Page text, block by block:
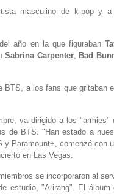
masculino de ⁠k-pop y
año en la que figuraban
Sabrina Carpenter, Bad
a los fans que gritaban
va dirigido a los "armies"
de BTS. "Han estado a
Paramount+, comenzó con
en Las Vegas.
se incorporaron al
estudio, "Arirang". El